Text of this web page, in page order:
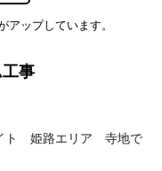
アップしています。
事
ト 姫路エリア 寺地で